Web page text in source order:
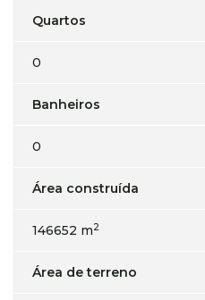
Quartos
0
Banheiros
0
Área construída
146652 m2
Área de terreno